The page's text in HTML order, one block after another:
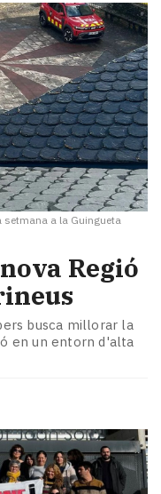
setmana a la Guingueta
Regió
busca millorar la
en un entorn d'alta